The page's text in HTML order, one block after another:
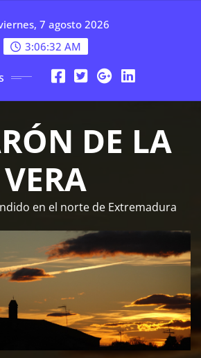
7 agosto 2026
3:06:33 AM
DE LA
VERA
en el norte de Extremadura